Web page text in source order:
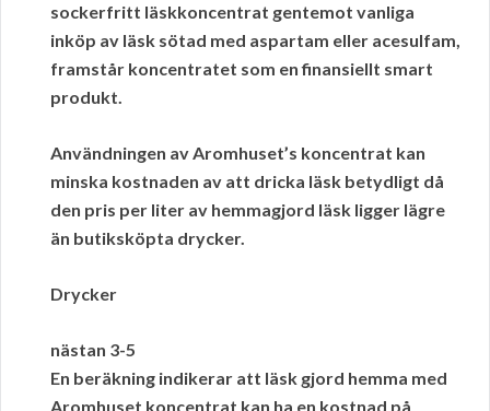
sockerfritt läskkoncentrat gentemot vanliga
inköp av läsk sötad med aspartam eller acesulfam,
framstår koncentratet som en finansiellt smart
produkt.
Användningen av Aromhuset’s koncentrat kan
minska kostnaden av att dricka läsk betydligt då
den pris per liter av hemmagjord läsk ligger lägre
än butiksköpta drycker.
Drycker
nästan 3-5
En beräkning indikerar att läsk gjord hemma med
Aromhuset koncentrat kan ha en kostnad på